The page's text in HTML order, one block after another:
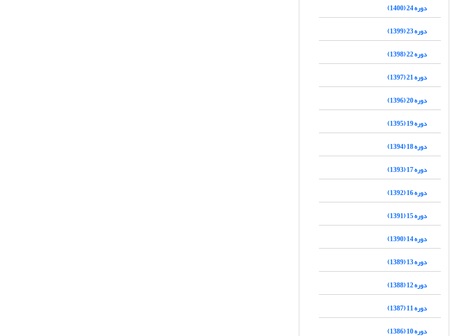
دوره 24 (1400)
دوره 23 (1399)
دوره 22 (1398)
دوره 21 (1397)
دوره 20 (1396)
دوره 19 (1395)
دوره 18 (1394)
دوره 17 (1393)
دوره 16 (1392)
دوره 15 (1391)
دوره 14 (1390)
دوره 13 (1389)
دوره 12 (1388)
دوره 11 (1387)
دوره 10 (1386)